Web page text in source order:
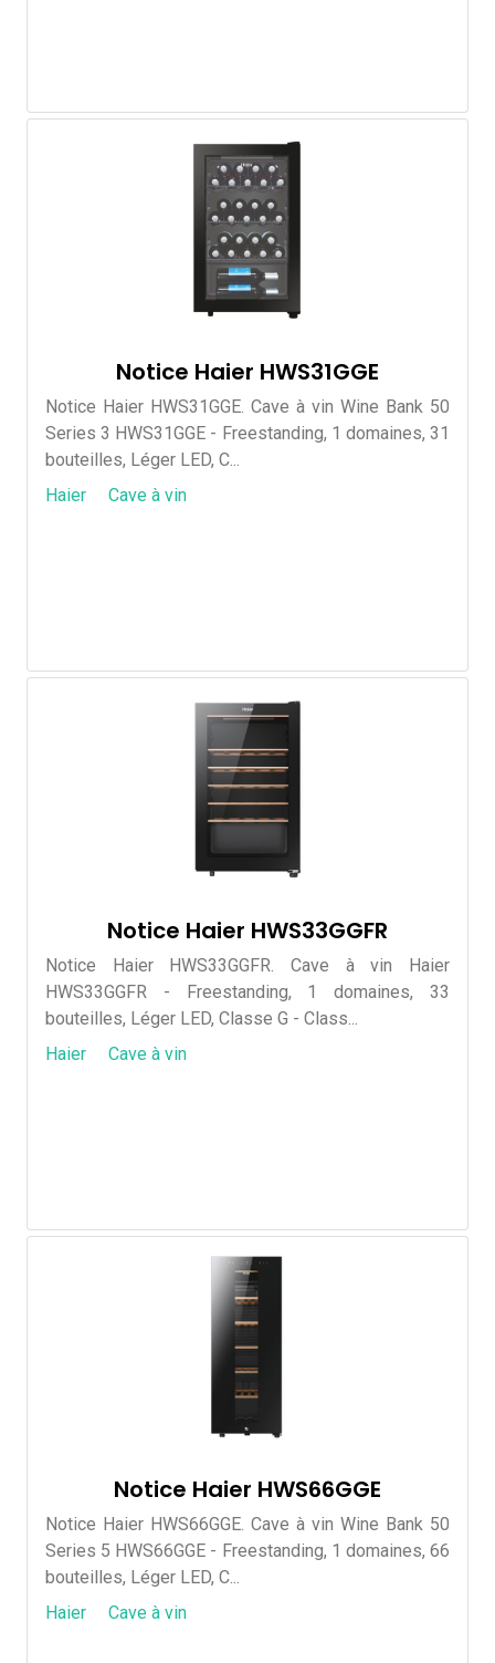
Notice Haier HWS31GGE
Notice Haier HWS31GGE. Cave à vin Wine Bank 50
Series 3 HWS31GGE - Freestanding, 1 domaines, 31
bouteilles, Léger LED, C...
Haier
Cave à vin
Notice Haier HWS33GGFR
Notice Haier HWS33GGFR. Cave à vin Haier
HWS33GGFR - Freestanding, 1 domaines, 33
bouteilles, Léger LED, Classe G - Class...
Haier
Cave à vin
Notice Haier HWS66GGE
Notice Haier HWS66GGE. Cave à vin Wine Bank 50
Series 5 HWS66GGE - Freestanding, 1 domaines, 66
bouteilles, Léger LED, C...
Haier
Cave à vin